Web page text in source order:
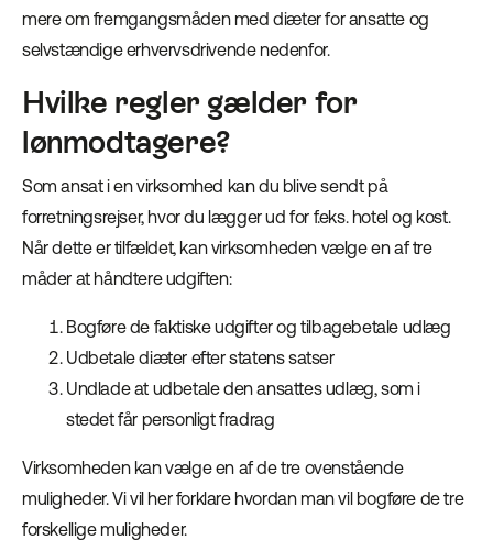
mere om fremgangsmåden med diæter for ansatte og
selvstændige erhvervsdrivende nedenfor.
Hvilke regler gælder for
lønmodtagere?
Som ansat i en virksomhed kan du blive sendt på
forretningsrejser, hvor du lægger ud for f.eks. hotel og kost.
Når dette er tilfældet, kan virksomheden vælge en af tre
måder at håndtere udgiften:
Bogføre de faktiske udgifter og tilbagebetale udlæg
Udbetale diæter efter statens satser
Undlade at udbetale den ansattes udlæg, som i
stedet får personligt fradrag
Virksomheden kan vælge en af de tre ovenstående
muligheder. Vi vil her forklare hvordan man vil bogføre de tre
forskellige muligheder.